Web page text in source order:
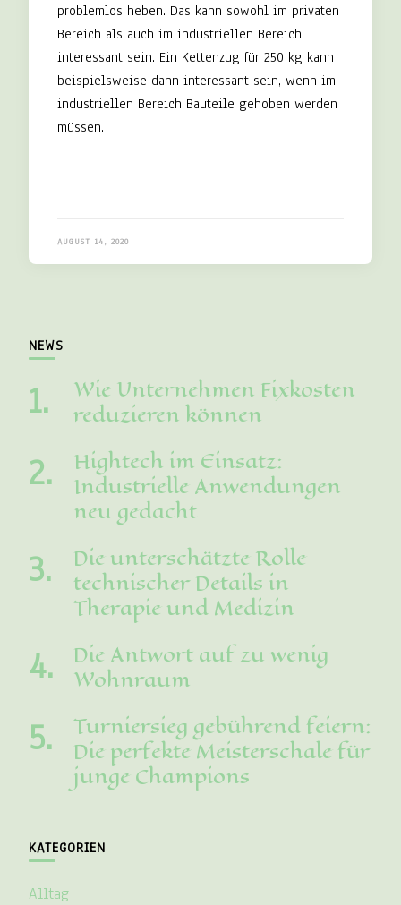
problemlos heben. Das kann sowohl im privaten
Bereich als auch im industriellen Bereich
interessant sein. Ein Kettenzug für 250 kg kann
beispielsweise dann interessant sein, wenn im
industriellen Bereich Bauteile gehoben werden
müssen.
AUGUST 14, 2020
NEWS
Wie Unternehmen Fixkosten
reduzieren können
Hightech im Einsatz:
Industrielle Anwendungen
neu gedacht
Die unterschätzte Rolle
technischer Details in
Therapie und Medizin
Die Antwort auf zu wenig
Wohnraum
Turniersieg gebührend feiern:
Die perfekte Meisterschale für
junge Champions
KATEGORIEN
Alltag